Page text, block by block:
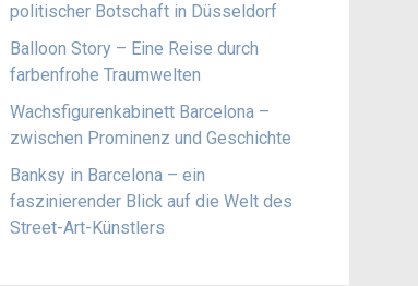
politischer Botschaft in Düsseldorf
Balloon Story – Eine Reise durch
farbenfrohe Traumwelten
Wachsfigurenkabinett Barcelona –
zwischen Prominenz und Geschichte
Banksy in Barcelona – ein
faszinierender Blick auf die Welt des
Street-Art-Künstlers